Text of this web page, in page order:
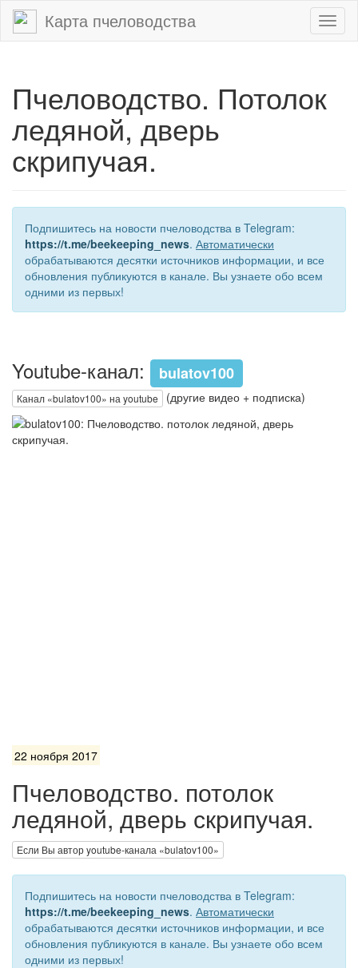
Карта пчеловодства
Пчеловодство. Потолок
ледяной, дверь
скрипучая.
Подпишитесь на новости пчеловодства в Telegram:
https://t.me/beekeeping_news. Автоматически
обрабатываются десятки источников информации, и все
обновления публикуются в канале. Вы узнаете обо всем
одними из первых!
Youtube-канал: bulatov100
Канал «bulatov100» на youtube (другие видео + подписка)
22 ноября 2017
Пчеловодство. потолок
ледяной, дверь скрипучая.
Если Вы автор youtube-канала «bulatov100»
Подпишитесь на новости пчеловодства в Telegram:
https://t.me/beekeeping_news. Автоматически
обрабатываются десятки источников информации, и все
обновления публикуются в канале. Вы узнаете обо всем
одними из первых!